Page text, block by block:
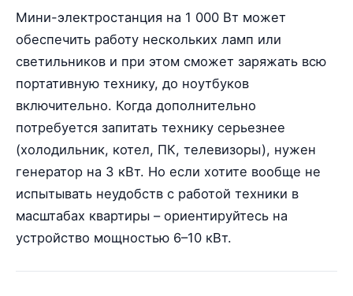
Мини-электростанция на 1 000 Вт может
обеспечить работу нескольких ламп или
светильников и при этом сможет заряжать всю
портативную технику, до ноутбуков
включительно. Когда дополнительно
потребуется запитать технику серьезнее
(холодильник, котел, ПК, телевизоры), нужен
генератор на 3 кВт. Но если хотите вообще не
испытывать неудобств с работой техники в
масштабах квартиры – ориентируйтесь на
устройство мощностью 6–10 кВт.